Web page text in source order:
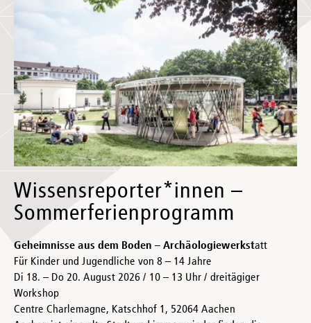
Wissensreporter*innen –
Sommerferienprogramm
Geheimnisse aus dem Boden – Archäologiewerkstatt
Für Kinder und Jugendliche von 8 – 14 Jahre
Di 18. – Do 20. August 2026 / 10 – 13 Uhr / dreitägiger
Workshop
Centre Charlemagne, Katschhof 1, 52064 Aachen